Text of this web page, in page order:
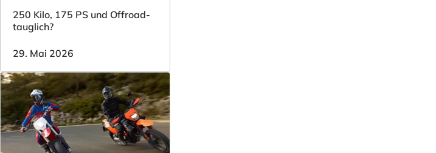
250 Kilo, 175 PS und Offroad-
tauglich?
29. Mai 2026